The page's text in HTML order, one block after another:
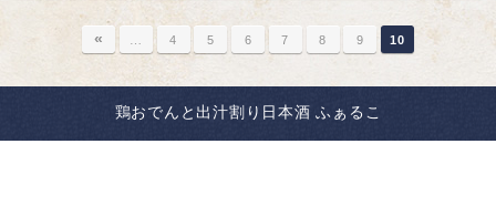
« 4 5 6 7 8 9 10
鶏おでんと出汁割り日本酒 ふぁるこ